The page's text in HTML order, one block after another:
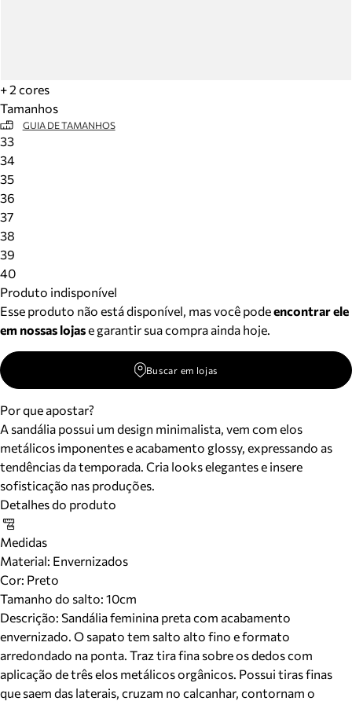
+ 2 cores
Tamanhos
GUIA DE TAMANHOS
33
34
35
36
37
38
39
40
Produto indisponível
Esse produto não está disponível, mas você podeencontrar ele
em nossas lojase garantir sua compra ainda hoje.
Buscar em lojas
Por que apostar?
A sandália possui um design minimalista, vem com elos
metálicos imponentes e acabamento glossy, expressando as
tendências da temporada. Cria looks elegantes e insere
sofisticação nas produções.
Detalhes do produto
Medidas
Material: Envernizados
Cor: Preto
Tamanho do salto: 10cm
Descrição: Sandália feminina preta com acabamento
envernizado. O sapato tem salto alto fino e formato
arredondado na ponta. Traz tira fina sobre os dedos com
aplicação de três elos metálicos orgânicos. Possui tiras finas
que saem das laterais, cruzam no calcanhar, contornam o